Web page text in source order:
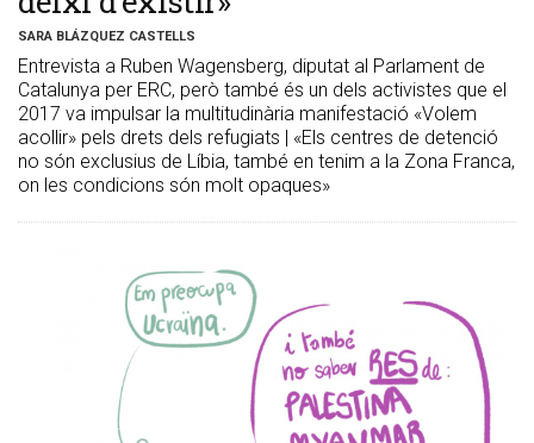
SARA BLÁZQUEZ CASTELLS
Entrevista a Ruben Wagensberg, diputat al Parlament de
Catalunya per ERC, però també és un dels activistes que el
2017 va impulsar la multitudinària manifestació «Volem
acollir» pels drets dels refugiats | «Els centres de detenció
no són exclusius de Líbia, també en tenim a la Zona Franca,
on les condicions són molt opaques»